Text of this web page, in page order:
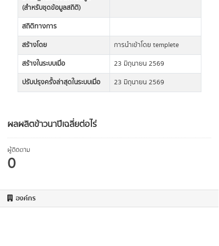
ผลผลิตข้าวนาปีเฉลี่ยต่อไร่
ผู้ติดตาม
0
องค์กร
(สำหรับชุดข้อมูลสถิติ)
สถิติทางการ
สร้างโดย
การนำเข้าโดย templete
สร้างในระบบเมื่อ
23 มิถุนายน 2569
ปรับปรุงครั้งล่าสุดในระบบเมื่อ
23 มิถุนายน 2569